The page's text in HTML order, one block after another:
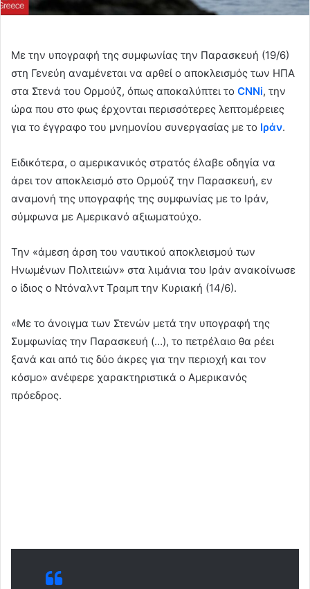
Με την υπογραφή της συμφωνίας την Παρασκευή (19/6)
στη Γενεύη αναμένεται να αρθεί ο αποκλεισμός των ΗΠΑ
στα Στενά του Ορμούζ, όπως αποκαλύπτει το CNNi, την
ώρα που στο φως έρχονται περισσότερες λεπτομέρειες
για το έγγραφο του μνημονίου συνεργασίας με το Ιράν.
Ειδικότερα, ο αμερικανικός στρατός έλαβε οδηγία να
άρει τον αποκλεισμό στο Ορμούζ την Παρασκευή, εν
αναμονή της υπογραφής της συμφωνίας με το Ιράν,
σύμφωνα με Αμερικανό αξιωματούχο.
Την «άμεση άρση του ναυτικού αποκλεισμού των
Ηνωμένων Πολιτειών» στα λιμάνια του Ιράν ανακοίνωσε
ο ίδιος ο Ντόναλντ Τραμπ την Κυριακή (14/6).
«Με το άνοιγμα των Στενών μετά την υπογραφή της
Συμφωνίας την Παρασκευή (…), το πετρέλαιο θα ρέει
ξανά και από τις δύο άκρες για την περιοχή και τον
κόσμο» ανέφερε χαρακτηριστικά ο Αμερικανός
πρόεδρος.